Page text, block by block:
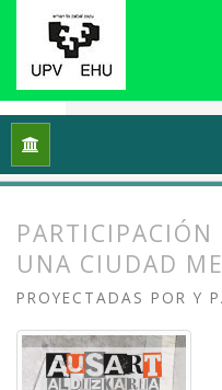
Inicio
UNA CIUDAD
PROYECTADAS POR Y